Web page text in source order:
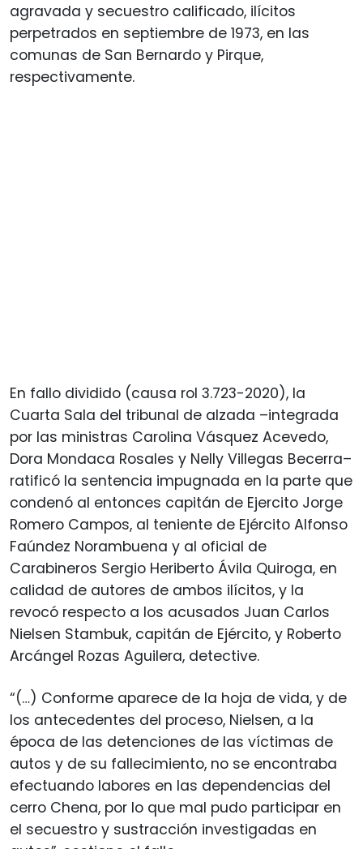
agravada y secuestro calificado, ilícitos
perpetrados en septiembre de 1973, en las
comunas de San Bernardo y Pirque,
respectivamente.
En fallo dividido (causa rol 3.723-2020), la
Cuarta Sala del tribunal de alzada –integrada
por las ministras Carolina Vásquez Acevedo,
Dora Mondaca Rosales y Nelly Villegas Becerra–
ratificó la sentencia impugnada en la parte que
condenó al entonces capitán de Ejercito Jorge
Romero Campos, al teniente de Ejército Alfonso
Faúndez Norambuena y al oficial de
Carabineros Sergio Heriberto Ávila Quiroga, en
calidad de autores de ambos ilícitos, y la
revocó respecto a los acusados Juan Carlos
Nielsen Stambuk, capitán de Ejército, y Roberto
Arcángel Rozas Aguilera, detective.
“(…) Conforme aparece de la hoja de vida, y de
los antecedentes del proceso, Nielsen, a la
época de las detenciones de las víctimas de
autos y de su fallecimiento, no se encontraba
efectuando labores en las dependencias del
cerro Chena, por lo que mal pudo participar en
el secuestro y sustracción investigadas en